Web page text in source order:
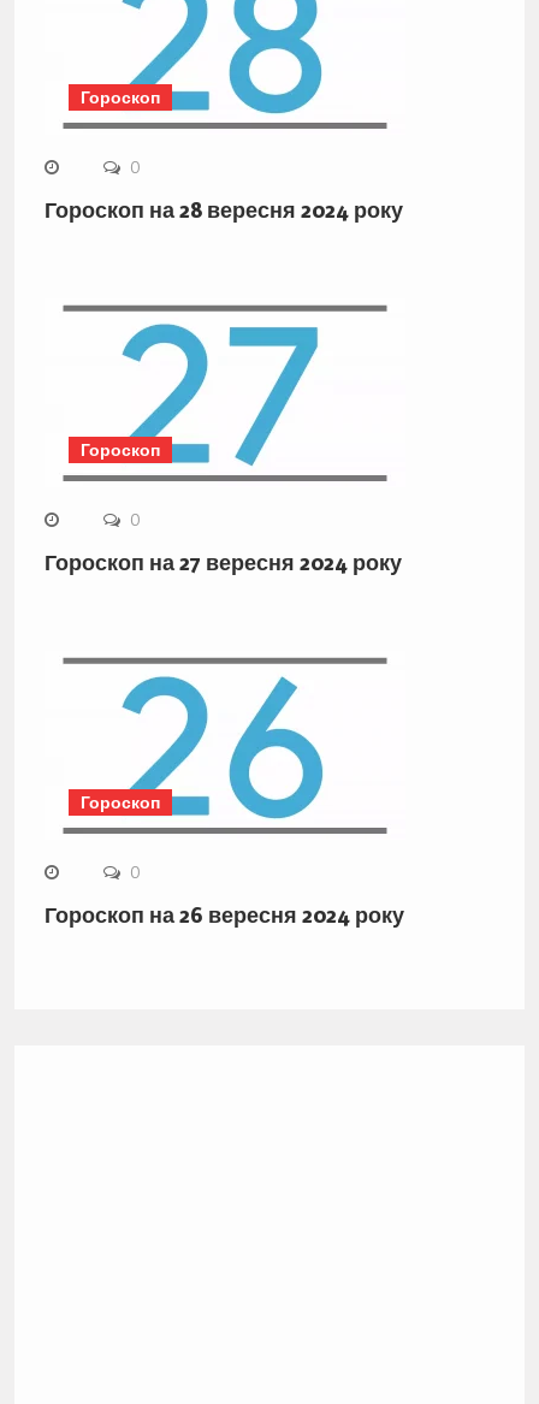
Гороскоп
0
Гороскоп на 28 вересня 2024 року
Гороскоп
0
Гороскоп на 27 вересня 2024 року
Гороскоп
0
Гороскоп на 26 вересня 2024 року